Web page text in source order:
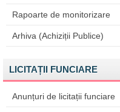
Rapoarte de monitorizare
Arhiva (Achiziții Publice)
LICITAȚII FUNCIARE
Anunțuri de licitații funciare